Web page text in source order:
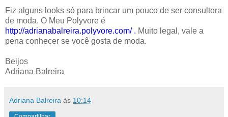
Fiz alguns looks só para brincar um pouco de ser consultora
de moda. O Meu Polyvore é
http://adrianabalreira.polyvore.com/. Muito legal, vale a
pena conhecer se você gosta de moda.
Beijos
Adriana Balreira
Adriana Balreira às 10:14